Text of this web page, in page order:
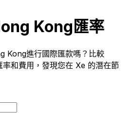
Kong匯率
Kong進行國際匯款嗎？比較
和費用，發現您在 Xe 的潛在節